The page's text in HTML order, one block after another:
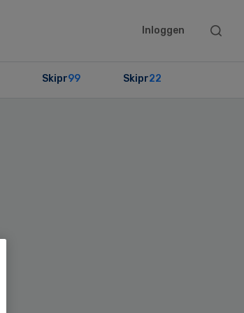
Inloggen
Search
Skipr99 Skipr22